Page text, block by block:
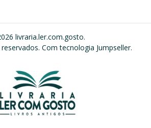
livraria.ler.com.gosto.
Com tecnologia Jumpseller.